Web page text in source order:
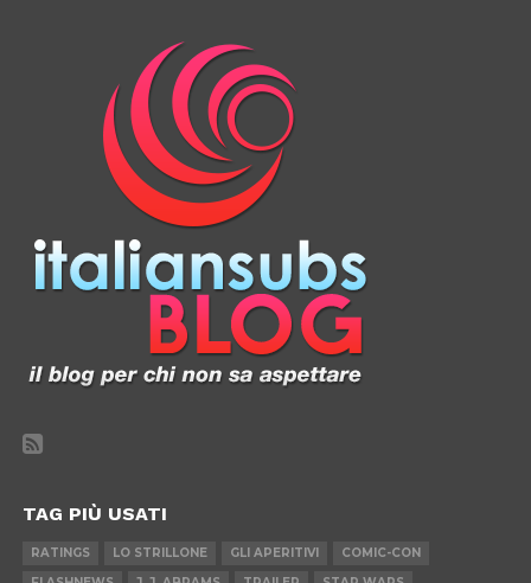
TAG PIÙ USATI
RATINGS LO STRILLONE GLI APERITIVI
COMIC-CON